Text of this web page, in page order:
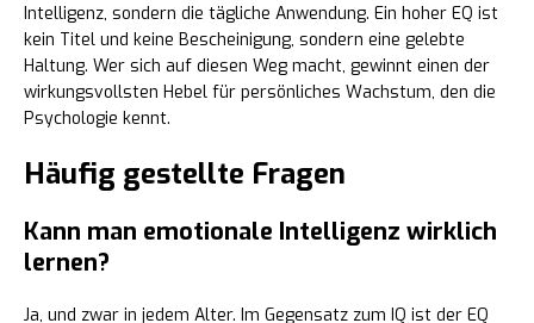
Intelligenz, sondern die tägliche Anwendung. Ein hoher EQ ist
kein Titel und keine Bescheinigung, sondern eine gelebte
Haltung. Wer sich auf diesen Weg macht, gewinnt einen der
wirkungsvollsten Hebel für persönliches Wachstum, den die
Psychologie kennt.
Häufig gestellte Fragen
Kann man emotionale Intelligenz wirklich
lernen?
Ja, und zwar in jedem Alter. Im Gegensatz zum IQ ist der EQ